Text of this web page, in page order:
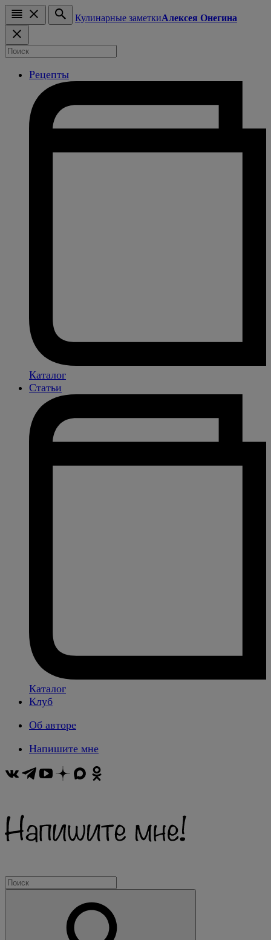
Кулинарные заметкиАлексея Онегина
Рецепты
Каталог
Статьи
Каталог
Клуб
Об авторе
Напишите мне